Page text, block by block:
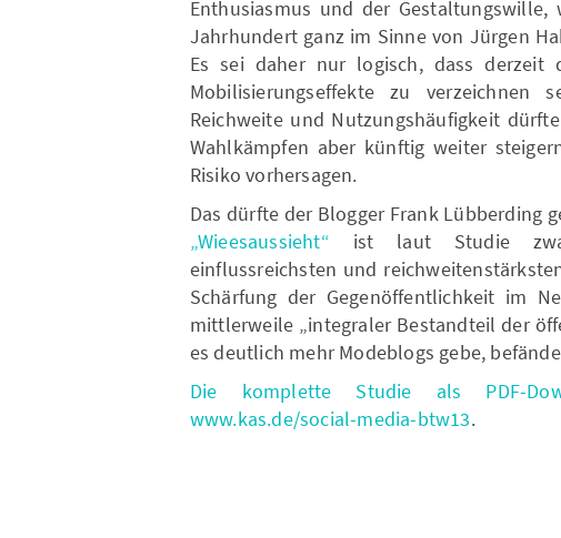
Enthusiasmus und der
Jahrhundert ganz im Sinne von Jürgen
Es sei daher nur logisch, dass derzeit
Mobilisierungseffekte zu verzeichnen
Reichweite und Nutzungshäufigkeit
Wahlkämpfen aber künftig weiter
Risiko vorhersagen.
Das dürfte der Blogger Frank Lübberding
„Wieesaussieht“ ist laut Studie
einflussreichsten und
Schärfung der Gegenöffentlichkeit im
mittlerweile „integraler Bestandteil der
es deutlich mehr Modeblogs gebe,
Die komplette Studie als PDF-
www.kas.de/social-media-btw13.